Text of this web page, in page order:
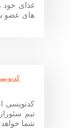
غذای خود
های عضو
کدنویسی
تیم
شما خواهد